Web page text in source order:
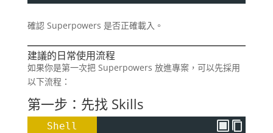
確認 Superpowers 是否正確載入。
建議的日常使用流程
如果你是第一次把 Superpowers 放進專案，可以先採用
以下流程：
第一步：先找 Skills
Shell